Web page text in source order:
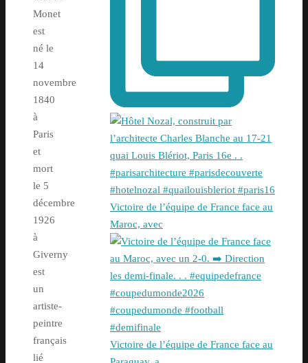
Monet
est
né le
14
novembre
1840
à
Paris
et
mort
le 5
décembre
1926
à
Giverny
est
un
artiste-
peintre
français
lié
Victoire de l’équipe de France face au
Maroc, avec
Victoire de l’équipe de France face au